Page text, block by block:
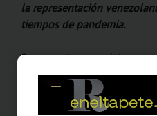
la representación
tiempos de pandemia.
Son unos juegos atípicos
año pasado por la
serán trasmitidos de manera
delegación venezolana es